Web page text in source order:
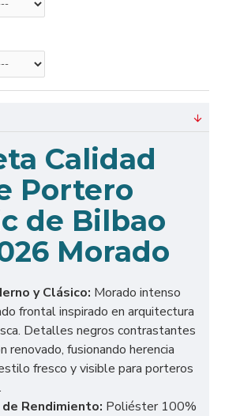
Calidad
Portero
de Bilbao
Morado
y Clásico: Morado intenso
frontal inspirado en arquitectura
Detalles negros contrastantes
renovado, fusionando herencia
fresco y visible para porteros
Rendimiento: Poliéster 100%